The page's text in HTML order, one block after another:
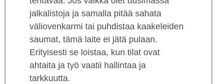
jalkalistoja ja samalla pitää sahata
väliovenkarmi tai puhdistaa kaakeleiden
saumat, tämä laite ei jätä pulaan.
Erityisesti se loistaa, kun tilat ovat
ahtaita ja työ vaatii hallintaa ja
tarkkuutta.